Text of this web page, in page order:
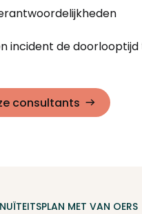
incident de
consultants
MET VAN OERS